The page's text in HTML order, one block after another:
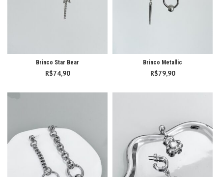
Brinco Star Bear
R$74,90
Brinco Metallic
R$79,90